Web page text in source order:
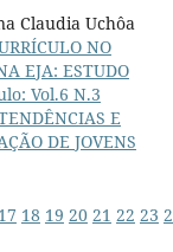
Claudia Uchôa
NO
EJA: ESTUDO
Vol.6 N.3
E
DE JOVENS
17 18 19 20 21 22 23